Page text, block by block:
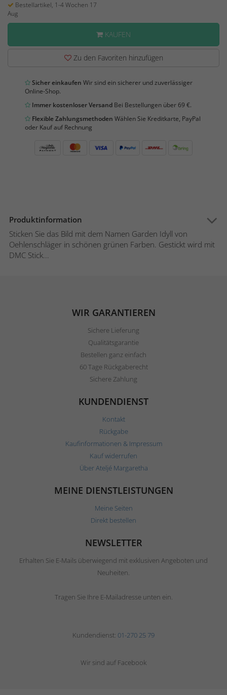
Bestellartikel, 1-4 Wochen 17
Aug
KAUFEN
Zu den Favoriten hinzufügen
Sicher einkaufen Wir sind ein sicherer und zuverlässiger
Online-Shop.
Immer kostenloser Versand Bei Bestellungen über 69 €.
Flexible Zahlungsmethoden Wählen Sie Kreditkarte, PayPal
oder Kauf auf Rechnung
Produktinformation
Sticken Sie das Bild mit dem Namen Garden Idyll von
Oehlenschläger in schönen grünen Farben. Gestickt wird mit
DMC Stick...
WIR GARANTIEREN
Sichere Lieferung
Qualitätsgarantie
Bestellen ganz einfach
60 Tage Rückgaberecht
Sichere Zahlung
KUNDENDIENST
Kontakt
Rückgabe
Kaufinformationen & Impressum
Kauf widerrufen
Über Ateljé Margaretha
MEINE DIENSTLEISTUNGEN
Meine Seiten
Direkt bestellen
NEWSLETTER
Erhalten Sie E-Mails überwiegend mit exklusiven Angeboten und
Neuheiten.
Tragen Sie Ihre E-Mailadresse unten ein.
Kundendienst: 01-270 25 79
Wir sind auf Facebook